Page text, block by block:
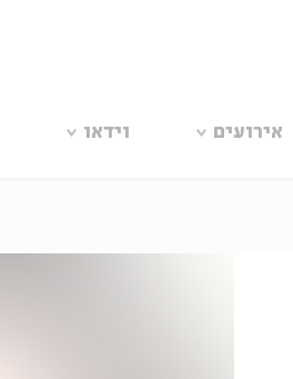
אירועים וידאו